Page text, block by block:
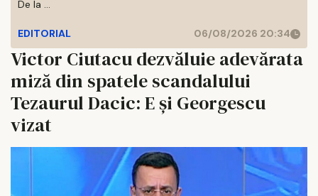
De la ...
EDITORIAL 06/08/2026 20:34
Victor Ciutacu dezvăluie adevărata
miză din spatele scandalului
Tezaurul Dacic: E și Georgescu
vizat